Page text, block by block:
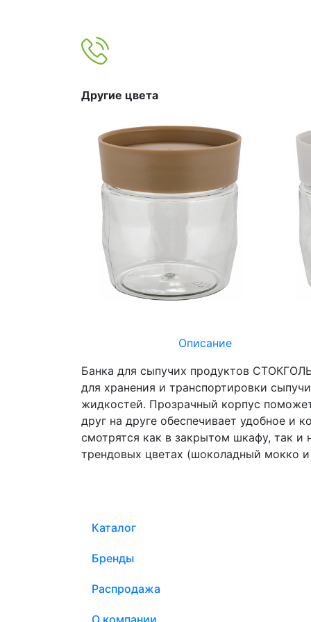
Другие цвета
Описание
Банка для сыпучих продуктов
для хранения и транспортировки
жидкостей. Прозрачный корпус
друг на друге обеспечивает удобное и
смотрятся как в закрытом шкафу, так
трендовых цветах (шоколадный мокко
Каталог
Бренды
Распродажа
О компании